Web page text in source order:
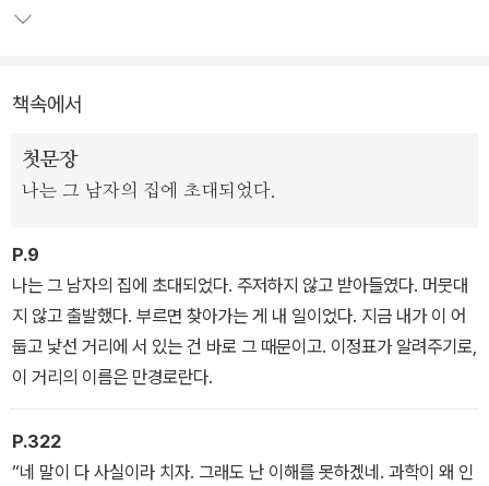
수 있는 것이 되었다. 과학이 발전하는 한, 인류는 점점 더 많은 욕망
원한 세계에서 모든 것을 선택할 수 있다면, 모든 가능세계를 경험할
소설은 독자를 위해 준비된 거대한 블록버스터와 같다. 시간과 공간
싸인 세계가 있다. 찾으려는 자와 빼앗으려는 자, 도망치려는 자와 기
다리는 자가 모여 그야말로 ‘복마전’을 이룬다. 촘촘하게 구현된 인물
들 각자의 욕망이 겨울바람처럼 매섭다.
또 다른 한 축에는 욕망을 먹고 사는 기술자, ‘해상’이 있다. 타인의 욕
망을 구현해내는 스토리텔러이자 프로그래밍 기술자인 해상은 자신
에게 들어온 하나의 기이한 의뢰를 따라 ‘경주’를 만난다. 그들이 만나
는 곳은 ‘롤라’. 롤라의 세계는 빛나는 가상들이 만나 현실을 이루는,
책속에서
첫문장
나는 그 남자의 집에 초대되었다.
P.9
나는 그 남자의 집에 초대되었다. 주저하지 않고 받아들였다. 머뭇대
지 않고 출발했다. 부르면 찾아가는 게 내 일이었다. 지금 내가 이 어
둡고 낯선 거리에 서 있는 건 바로 그 때문이고. 이정표가 알려주기로,
이 거리의 이름은 만경로란다.
P.322
“네 말이 다 사실이라 치자. 그래도 난 이해를 못하겠네. 과학이 왜 인